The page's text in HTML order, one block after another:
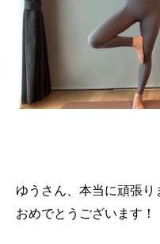
ゆうさん、本当に頑張り
おめでとうございます！